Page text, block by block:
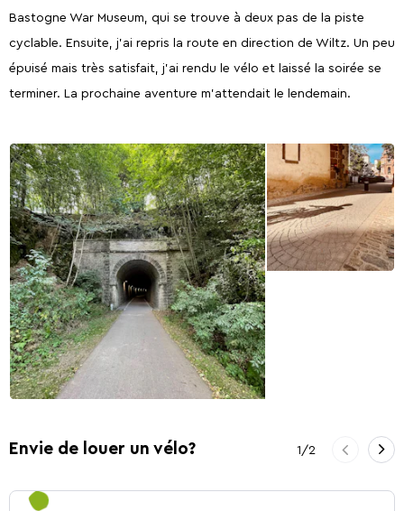
Bastogne War Museum, qui se trouve à deux pas de la piste
cyclable. Ensuite, j'ai repris la route en direction de Wiltz. Un peu
épuisé mais très satisfait, j'ai rendu le vélo et laissé la soirée se
terminer. La prochaine aventure m'attendait le lendemain.
Envie de louer un vélo? 1 /2
Précédent